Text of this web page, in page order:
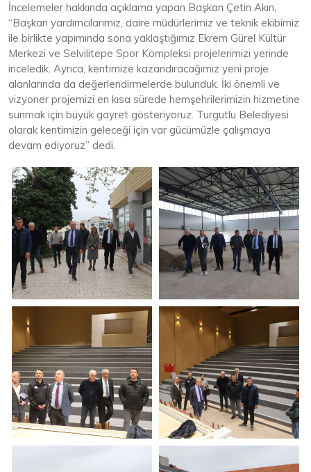
İncelemeler hakkında açıklama yapan Başkan Çetin Akın,
“Başkan yardımcılarımız, daire müdürlerimiz ve teknik ekibimiz
ile birlikte yapımında sona yaklaştığımız Ekrem Gürel Kültür
Merkezi ve Selvilitepe Spor Kompleksi projelerimizi yerinde
inceledik. Ayrıca, kentimize kazandıracağımız yeni proje
alanlarında da değerlendirmelerde bulunduk. İki önemli ve
vizyoner projemizi en kısa sürede hemşehrilerimizin hizmetine
sunmak için büyük gayret gösteriyoruz. Turgutlu Belediyesi
olarak kentimizin geleceği için var gücümüzle çalışmaya
devam ediyoruz” dedi.